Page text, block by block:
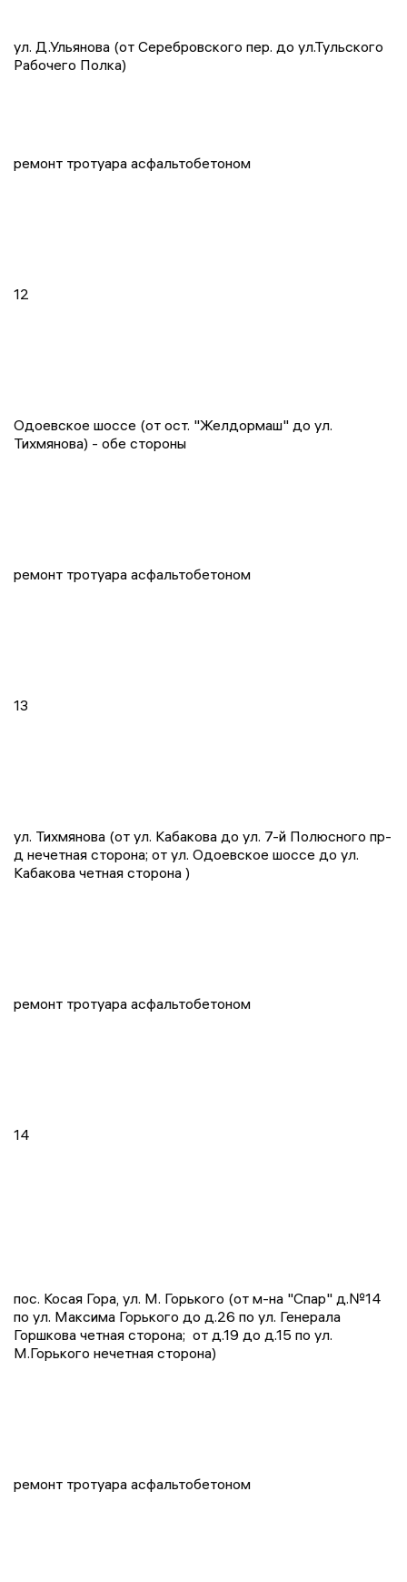
ул. Д.Ульянова (от Серебровского пер. до ул.Тульского
Рабочего Полка)
ремонт тротуара асфальтобетоном
12
Одоевское шоссе (от ост. "Желдормаш" до ул.
Тихмянова) - обе стороны
ремонт тротуара асфальтобетоном
13
ул. Тихмянова (от ул. Кабакова до ул. 7-й Полюсного пр-
д нечетная сторона; от ул. Одоевское шоссе до ул.
Кабакова четная сторона )
ремонт тротуара асфальтобетоном
14
пос. Косая Гора, ул. М. Горького (от м-на "Спар" д.№14
по ул. Максима Горького до д.26 по ул. Генерала
Горшкова четная сторона; от д.19 до д.15 по ул.
М.Горького нечетная сторона)
ремонт тротуара асфальтобетоном